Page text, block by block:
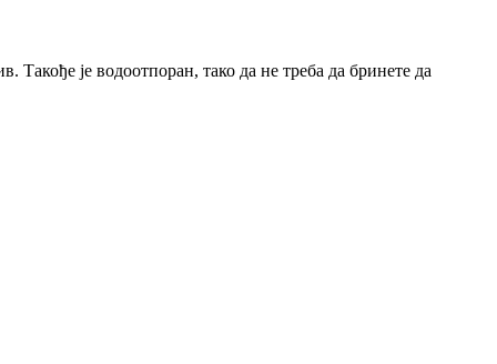
је водоотпоран, тако да не треба да бринете да